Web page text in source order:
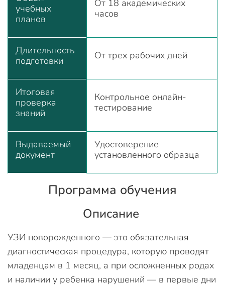
учебных
планов
От 18 академических
часов
Длительность
подготовки
От трех рабочих дней
Итоговая
проверка
знаний
Контрольное онлайн-
тестирование
Выдаваемый
документ
Удостоверение
установленного образца
Программа обучения
Описание
УЗИ новорожденного — это обязательная
диагностическая процедура, которую проводят
младенцам в 1 месяц, а при осложненных родах
и наличии у ребенка нарушений — в первые дни